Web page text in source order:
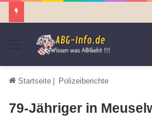
Menü
Startseite | Polizeiberichte
79-Jähriger in